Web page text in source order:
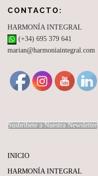
CONTACTO:
HARMONÍA INTEGRAL
(+34) 695 379 641
marian@harmoniaintegral.com
Susbríbete a Nuestra Newsletter
INICIO
HARMONÍA INTEGRAL